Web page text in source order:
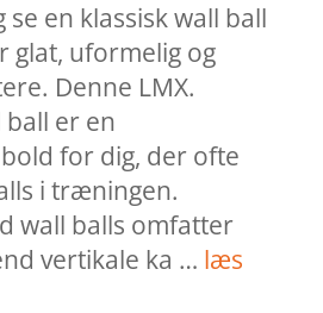
se en klassisk wall ball
glat, uformelig og
Denne LMX.
er en
for dig, der ofte
i træningen.
wall balls omfatter
vertikale ka … læs